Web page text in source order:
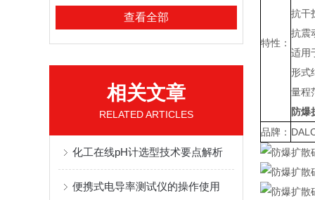
查看全部
相关文章
RELATED ARTICLES
化工在线pH计选型技术要点解析
便携式电导率测试仪的操作使用
特性：
抗干
抗震
适用
形式
量程
防爆
品牌：